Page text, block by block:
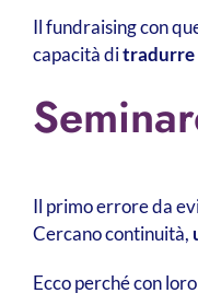
Il fundraising con
capacità ditradurre
Il primo errore da
Cercano continuità,
Ecco perché con